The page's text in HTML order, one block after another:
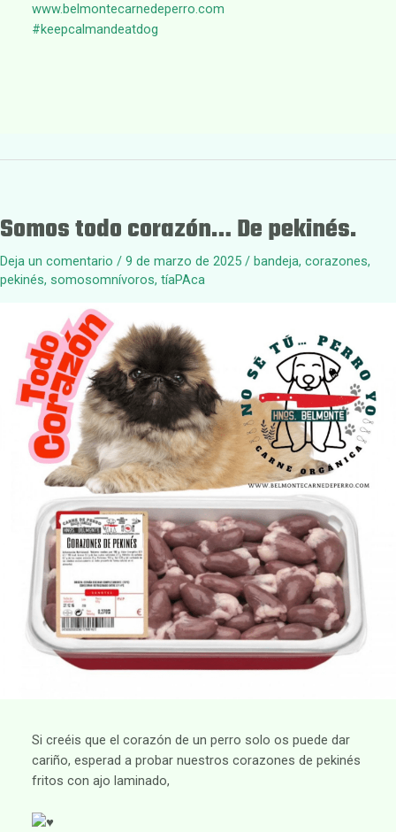
www.belmontecarnedeperro.com
#keepcalmandeatdog
Somos todo corazón… De pekinés.
Deja un comentario / 9 de marzo de 2025 / bandeja, corazones,
pekinés, somosomnívoros, tíaPAca
Si creéis que el corazón de un perro solo os puede dar
cariño, esperad a probar nuestros corazones de pekinés
fritos con ajo laminado,